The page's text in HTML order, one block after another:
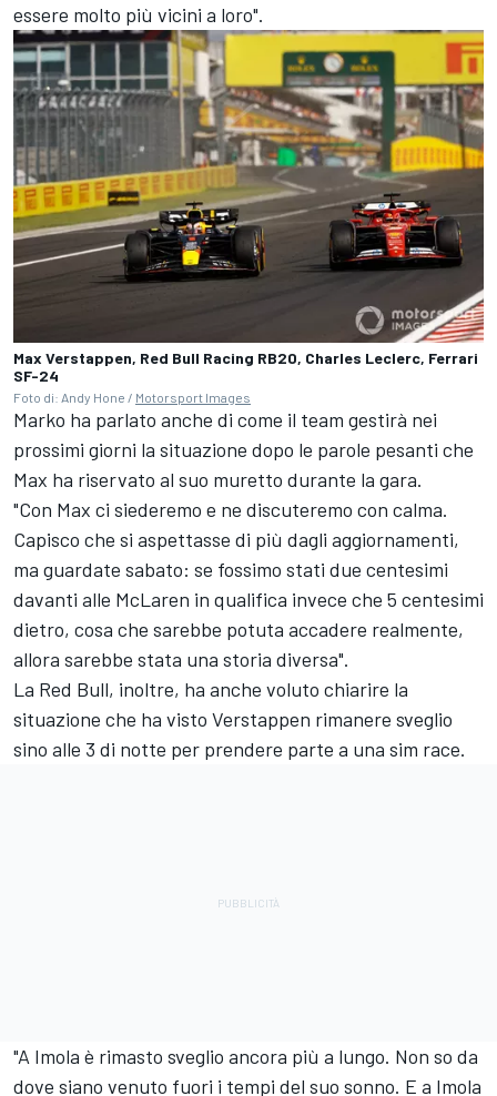
essere molto più vicini a loro".
Max Verstappen, Red Bull Racing RB20, Charles Leclerc, Ferrari
SF-24
Foto di: Andy Hone / Motorsport Images
Marko ha parlato anche di come il team gestirà nei
prossimi giorni la situazione dopo le parole pesanti che
Max ha riservato al suo muretto durante la gara.
"Con Max ci siederemo e ne discuteremo con calma.
Capisco che si aspettasse di più dagli aggiornamenti,
ma guardate sabato: se fossimo stati due centesimi
davanti alle McLaren in qualifica invece che 5 centesimi
dietro, cosa che sarebbe potuta accadere realmente,
allora sarebbe stata una storia diversa".
La Red Bull, inoltre, ha anche voluto chiarire la
situazione che ha visto Verstappen rimanere sveglio
sino alle 3 di notte per prendere parte a una sim race.
"A Imola è rimasto sveglio ancora più a lungo. Non so da
dove siano venuto fuori i tempi del suo sonno. E a Imola